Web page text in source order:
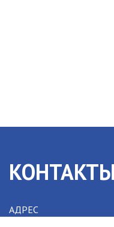
КОНТАКТЫ
АДРЕС